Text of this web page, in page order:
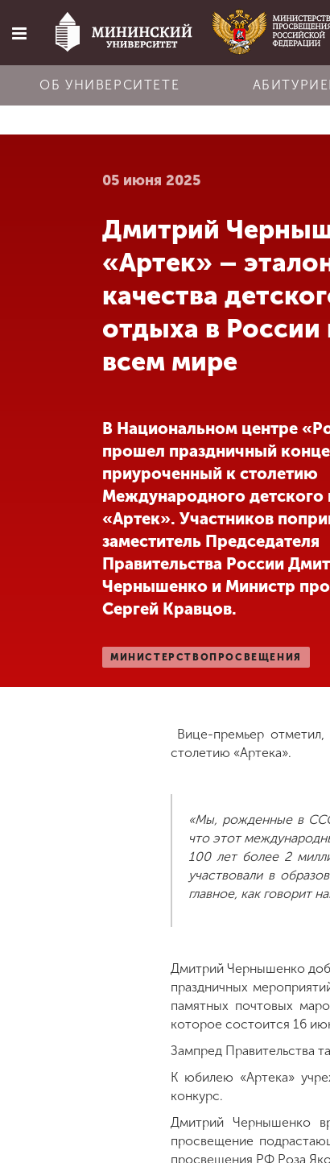
Главная
Об университете
Абитуриенту
Обучение
Другие виды
деятельности
Студенческая
Сведения об
образовательной
комиссия
ОБ УНИВЕРСИТЕТЕ
05 июня 2025
Дмитрий
«Артек» –
качества
отдыха в России
всем мире
В Национальном центре
прошел праздничный
приуроченный к столетию
Международного детского
«Артек». Участников
заместитель Председателя
Правительства России
Чернышенко и Министр
Сергей Кравцов.
МИНИСТЕРСТВОПРОСВЕЩЕНИЯ
Вице-премьер
столетию «Артека».
«Мы, рожденные в
что этот
100 лет более 2
участвовали в
главное, как говорит
Дмитрий Чернышенко
праздничных
памятных почтовых
которое состоится 16
Зампред Правительства
К юбилею «Артека»
конкурс.
Дмитрий Чернышенко
просвещение
просвещения РФ Роза